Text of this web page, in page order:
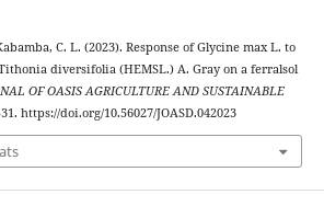
C. L. (2023). Response of Glycine max L. to
diversifolia (HEMSL.) A. Gray on a ferralsol
OF OASIS AGRICULTURE AND SUSTAINABLE
https://doi.org/10.56027/JOASD.042023